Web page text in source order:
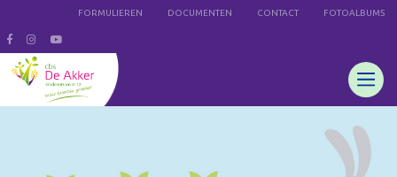
FORMULIEREN DOCUMENTEN CONTACT FOTOALBUMS